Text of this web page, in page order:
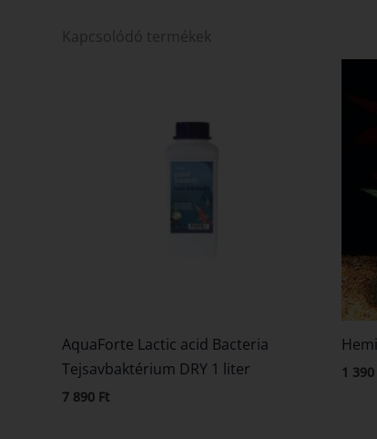
Kapcsolódó termékek
AquaForte Lactic acid Bacteria
Tejsavbaktérium DRY 1 liter
7 890 Ft
1 390